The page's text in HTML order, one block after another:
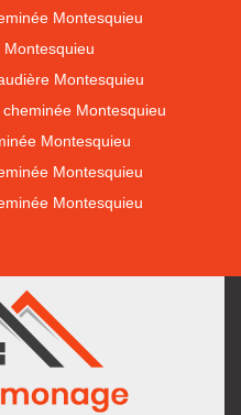
Montesquieu
Montesquieu
Montesquieu
Montesquieu
Montesquieu
Montesquieu
Montesquieu